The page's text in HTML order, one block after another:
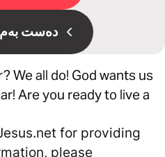
دەست بەم
We all do! God wants us
Are you ready to live a
for providing
please